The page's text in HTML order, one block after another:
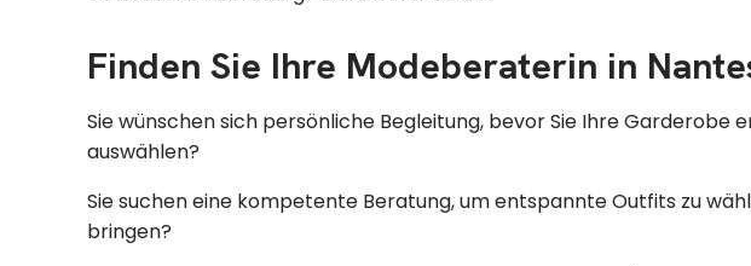
Finden Sie Ihre Modeberaterin in
Sie wünschen sich persönliche Begleitung, bevor Sie Ihre
auswählen?
Sie suchen eine kompetente Beratung, um entspannte Outfits zu
bringen?